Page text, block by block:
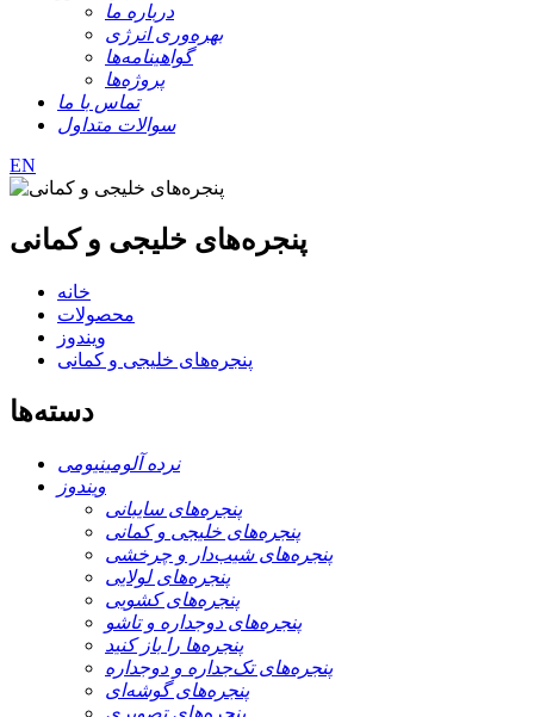
درباره ما
بهره‌وری انرژی
گواهینامه‌ها
پروژه‌ها
تماس با ما
سوالات متداول
EN
پنجره‌های خلیجی و کمانی
خانه
محصولات
ویندوز
پنجره‌های خلیجی و کمانی
دسته‌ها
نرده آلومینیومی
ویندوز
پنجره‌های سایبانی
پنجره‌های خلیجی و کمانی
پنجره‌های شیب‌دار و چرخشی
پنجره‌های لولایی
پنجره‌های کشویی
پنجره‌های دوجداره و تاشو
پنجره‌ها را باز کنید
پنجره‌های تک‌جداره و دوجداره
پنجره‌های گوشه‌ای
پنجره‌های تصویری